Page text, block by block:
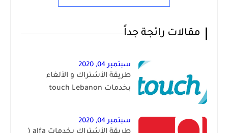
مقالات رائجة جداً
سبتمبر 04, 2020
طريقة الأشتراك و الألغاء
بخدمات touch Lebanon
سبتمبر 04, 2020